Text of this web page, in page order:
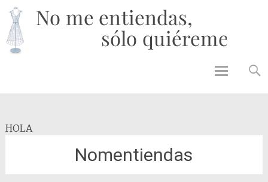
HOLA
Nomentiendas